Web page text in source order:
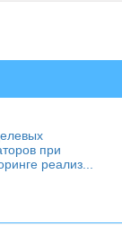
при
реализ...